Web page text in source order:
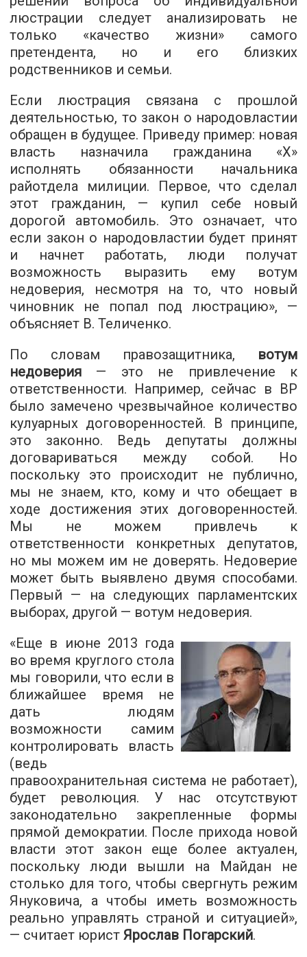
люстрации следует анализировать не
только «качество жизни» самого
претендента, но и его близких
родственников и семьи.
Если люстрация связана с прошлой
деятельностью, то закон о народовластии
обращен в будущее. Приведу пример: новая
власть назначила гражданина «Х»
исполнять обязанности начальника
райотдела милиции. Первое, что сделал
этот гражданин, — купил себе новый
дорогой автомобиль. Это означает, что
если закон о народовластии будет принят
и начнет работать, люди получат
возможность выразить ему вотум
недоверия, несмотря на то, что новый
чиновник не попал под люстрацию», —
объясняет В. Теличенко.
По словам правозащитника, вотум
недоверия — это не привлечение к
ответственности. Например, сейчас в ВР
было замечено чрезвычайное количество
кулуарных договоренностей. В принципе,
это законно. Ведь депутаты должны
договариваться между собой. Но
поскольку это происходит не публично,
мы не знаем, кто, кому и что обещает в
ходе достижения этих договоренностей.
Мы не можем привлечь к
ответственности конкретных депутатов,
но мы можем им не доверять. Недоверие
может быть выявлено двумя способами.
Первый — на следующих парламентских
выборах, другой — вотум недоверия.
«Еще в июне 2013 года
во время круглого стола
мы говорили, что если в
ближайшее время не
дать людям
возможности самим
контролировать власть
(ведь
правоохранительная система не работает),
будет революция. У нас отсутствуют
законодательно закрепленные формы
прямой демократии. После прихода новой
власти этот закон еще более актуален,
поскольку люди вышли на Майдан не
столько для того, чтобы свергнуть режим
Януковича, а чтобы иметь возможность
реально управлять страной и ситуацией»,
— считает юрист Ярослав Погарский.